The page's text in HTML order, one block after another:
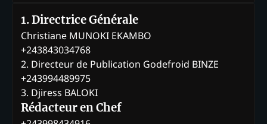
1. Directrice Générale
Christiane MUNOKI EKAMBO
+243843034768
2. Directeur de Publication Godefroid BINZE
+243994489975
3. Djiress BALOKI
Rédacteur en Chef